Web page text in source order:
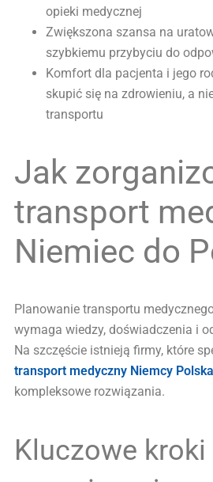
opieki medycznej
Zwiększona szansa na
szybkiemu przybyciu do
Komfort dla pacjenta i jego
skupić się na zdrowieniu, a
transportu
Jak
transport
Niemiec do
Planowanie transportu
wymaga wiedzy, doświadczenia i
Na szczęście istnieją firmy, które
transport medyczny Niemcy Polska
kompleksowe rozwiązania.
Kluczowe kroki